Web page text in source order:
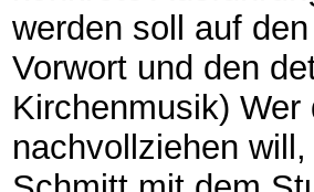
werden soll auf
Vorwort und den
Kirchenmusik)
nachvollziehen